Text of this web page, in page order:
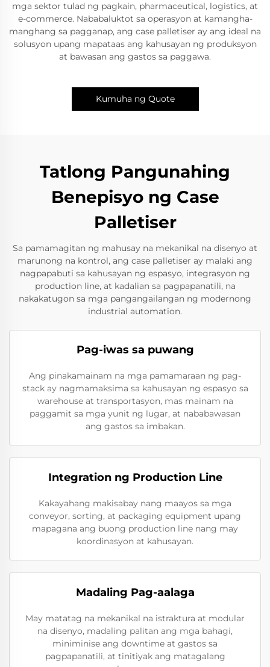
mga sektor tulad ng pagkain, pharmaceutical, logistics, at
e-commerce. Nababaluktot sa operasyon at kamangha-
manghang sa pagganap, ang case palletiser ay ang ideal na
solusyon upang mapataas ang kahusayan ng produksyon
at bawasan ang gastos sa paggawa.
Kumuha ng Quote
Tatlong Pangunahing
Benepisyo ng Case
Palletiser
Sa pamamagitan ng mahusay na mekanikal na disenyo at
marunong na kontrol, ang case palletiser ay malaki ang
nagpapabuti sa kahusayan ng espasyo, integrasyon ng
production line, at kadalian sa pagpapanatili, na
nakakatugon sa mga pangangailangan ng modernong
industrial automation.
Pag-iwas sa puwang
Ang pinakamainam na mga pamamaraan ng pag-
stack ay nagmamaksima sa kahusayan ng espasyo sa
warehouse at transportasyon, mas mainam na
paggamit sa mga yunit ng lugar, at nababawasan
ang gastos sa imbakan.
Integration ng Production Line
Kakayahang makisabay nang maayos sa mga
conveyor, sorting, at packaging equipment upang
mapagana ang buong production line nang may
koordinasyon at kahusayan.
Madaling Pag-aalaga
May matatag na mekanikal na istraktura at modular
na disenyo, madaling palitan ang mga bahagi,
miniminise ang downtime at gastos sa
pagpapanatili, at tinitiyak ang matagalang